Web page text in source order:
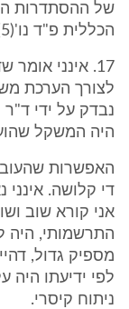
של ההסתדרות
הכללית פ"ד נו'(5) 502, בעמ' 507).
17. אינני
לצורך הערכת
נבדק על ידי
היה המשקל
די קלושה.
אני קורא שוב
התרשמותי, היה
לפי ידיעתו היה
ניתוח קיסרי.